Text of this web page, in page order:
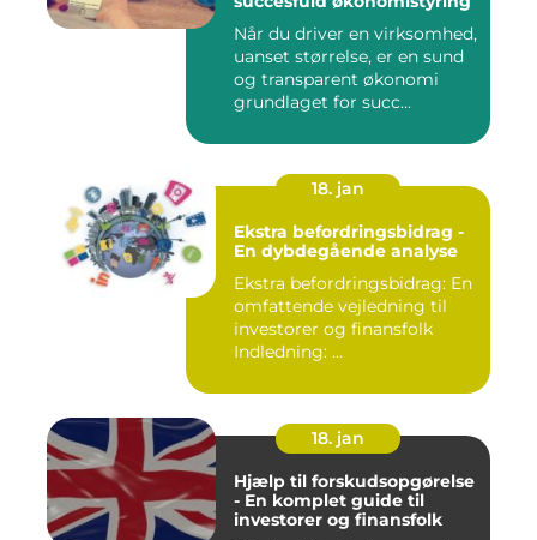
Når du driver en virksomhed,
uanset størrelse, er en sund
og transparent økonomi
grundlaget for succ...
18. jan
Ekstra befordringsbidrag -
En dybdegående analyse
Ekstra befordringsbidrag: En
omfattende vejledning til
investorer og finansfolk
Indledning: ...
18. jan
Hjælp til forskudsopgørelse
- En komplet guide til
investorer og finansfolk